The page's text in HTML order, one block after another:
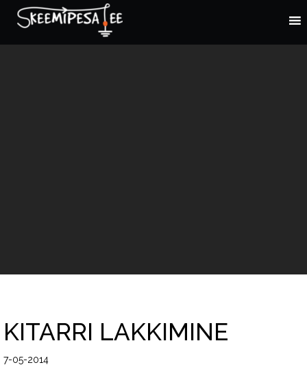
KITARRI LAKKIMINE
7-05-2014